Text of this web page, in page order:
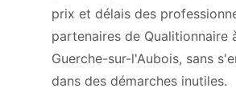
prix et délais des
partenaires de Qualitionnaire
Guerche-sur-l'Aubois, sans
dans des démarches inutiles.